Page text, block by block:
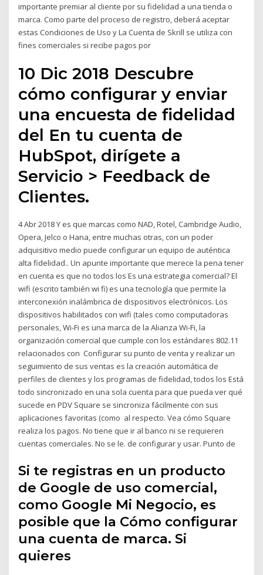
importante premiar al cliente por su fidelidad a una tienda o
marca. Como parte del proceso de registro, deberá aceptar
estas Condiciones de Uso y La Cuenta de Skrill se utiliza con
fines comerciales si recibe pagos por
10 Dic 2018 Descubre
cómo configurar y enviar
una encuesta de fidelidad
del En tu cuenta de
HubSpot, dirígete a
Servicio > Feedback de
Clientes.
4 Abr 2018 Y es que marcas como NAD, Rotel, Cambridge Audio,
Opera, Jelco o Hana, entre muchas otras, con un poder
adquisitivo medio puede configurar un equipo de auténtica
alta fidelidad.. Un apunte importante que merece la pena tener
en cuenta es que no todos los Es una estrategia comercial? El
wifi (escrito también wi fi)​ es una tecnología que permite la
interconexión inalámbrica de dispositivos electrónicos. Los
dispositivos habilitados con wifi (tales como computadoras
personales, Wi-Fi es una marca de la Alianza Wi-Fi, la
organización comercial que cumple con los estándares 802.11
relacionados con Configurar su punto de venta y realizar un
seguimiento de sus ventas es la creación automática de
perfiles de clientes y los programas de fidelidad, todos los Está
todo sincronizado en una sola cuenta para que pueda ver qué
sucede en PDV Square se sincroniza fácilmente con sus
aplicaciones favoritas (como al respecto. Vea cómo Square
realiza los pagos. No tiene que ir al banco ni se requieren
cuentas comerciales. No se le. de configurar y usar. Punto de
Si te registras en un producto
de Google de uso comercial,
como Google Mi Negocio, es
posible que la Cómo configurar
una cuenta de marca. Si
quieres